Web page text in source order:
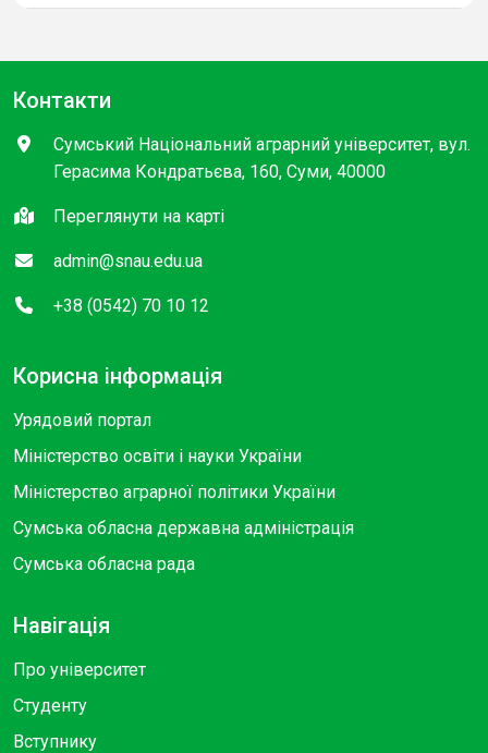
Контакти
Сумський Національний аграрний університет, вул.
Герасима Кондратьєва, 160, Суми, 40000
Переглянути на карті
admin@snau.edu.ua
+38 (0542) 70 10 12
Корисна інформація
Урядовий портал
Міністерство освіти і науки України
Міністерство аграрної політики України
Сумська обласна державна адміністрація
Сумська обласна рада
Навігація
Про університет
Студенту
Вступнику